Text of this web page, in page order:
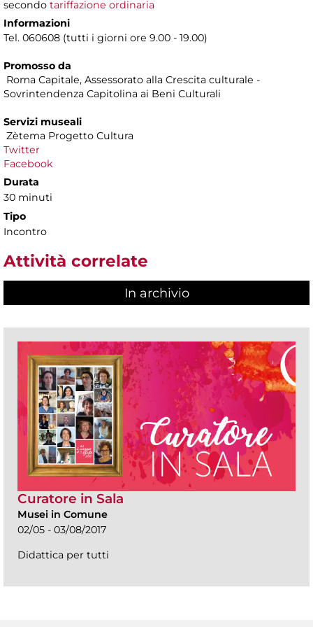
secondo tariffazione ordinaria
Informazioni
Tel. 060608 (tutti i giorni ore 9.00 - 19.00)
Promosso da
Roma Capitale, Assessorato alla Crescita culturale -
Sovrintendenza Capitolina ai Beni Culturali
Servizi museali
Zètema Progetto Cultura
Twitter
Facebook
Durata
30 minuti
Tipo
Incontro
Attività correlate
In archivio
Curatore in Sala
Musei in Comune
02/05 - 03/08/2017
Didattica per tutti